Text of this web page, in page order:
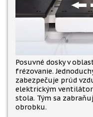
Posuvné dosky v
frézovanie.
zabezpečuje prúd
elektrickým
stola. Tým sa
obrobku.